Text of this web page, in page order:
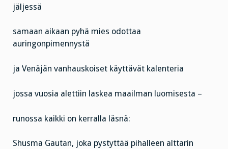
jäljessä
samaan aikaan pyhä mies odottaa
auringonpimennystä
ja Venäjän vanhauskoiset käyttävät kalenteria
jossa vuosia alettiin laskea maailman luomisesta –
runossa kaikki on kerralla läsnä:
Shusma Gautan, joka pystyttää pihalleen alttarin